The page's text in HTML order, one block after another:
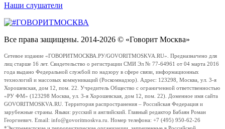
Наши слушатели
Все права защищены. 2014-2026 © «Говорит Москва»
Сетевое издание «ГОВОРИТМОСКВА.РУ/GOVORITMOSKVA.RU». Предназначено для
лиц старше 16 лет. Свидетельство о регистрации СМИ Эл № 77-64961 от 04 марта 2016
года выдано Федеральной службой по надзору в сфере связи, информационных
технологий и массовых коммуникаций (Роскомнадзор). Адрес: 123298, Москва, ул. 3-я
Хорошевская, дом 12, пом. 22. Учредитель Общество с ограниченной ответственностью
«РУ ФМ» (123298 Москва, ул. 3-я Хорошевская, дом 12, пом. 22). Доменное имя сайта
GOVORITMOSKVA.RU. Территория распространения – Российская Федерация и
зарубежные страны. Языки: русский и английский. Главный редактор Бабаян Роман
Георгиевич. Email: info@govoritmoskva.ru. Номер телефона: +7 (495) 950-62-26